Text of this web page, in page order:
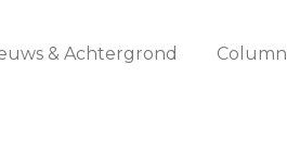
& Achtergrond